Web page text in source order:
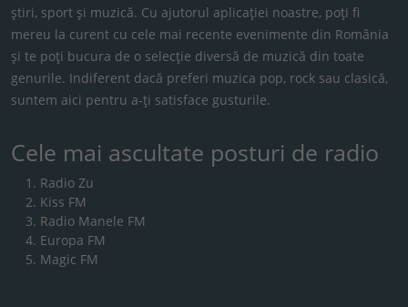
știri, sport și muzică. Cu ajutorul aplicației noastre, poți fi
mereu la curent cu cele mai recente evenimente din România
și te poți bucura de o selecție diversă de muzică din toate
genurile. Indiferent dacă preferi muzica pop, rock sau clasică,
suntem aici pentru a-ți satisface gusturile.
Cele mai ascultate posturi de radio
Radio Zu
Kiss FM
Radio Manele FM
Europa FM
Magic FM